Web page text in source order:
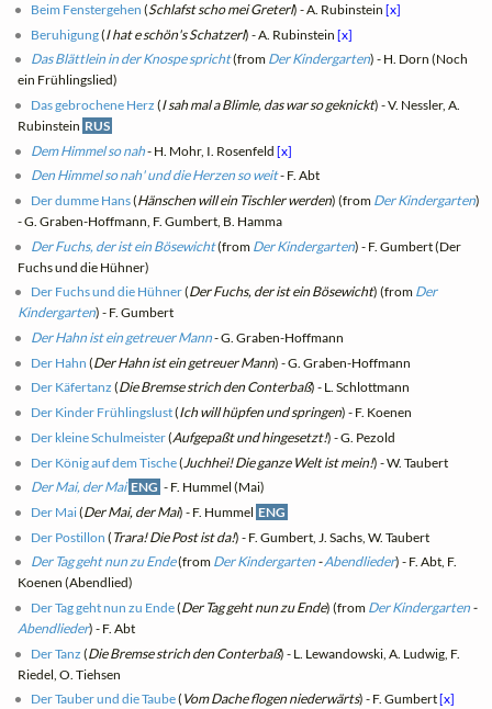
Beim Fenstergehen (Schlafst scho mei Greterl) - A. Rubinstein[x]
Beruhigung(I hat e schön's Schatzerl) - A. Rubinstein[x]
Das Blättlein in der Knospe spricht(from Der Kindergarten) - H. Dorn (Noch
ein Frühlingslied)
Das gebrochene Herz (I sah mal a Blimle, das war so geknickt) - V. Nessler, A.
Rubinstein RUS
Dem Himmel so nah- H. Mohr, I. Rosenfeld[x]
Den Himmel so nah' und die Herzen so weit- F. Abt
Der dumme Hans(Hänschen will ein Tischler werden) (from Der Kindergarten)
- G. Graben-Hoffmann, F. Gumbert, B. Hamma
Der Fuchs, der ist ein Bösewicht(from Der Kindergarten) - F. Gumbert (Der
Fuchs und die Hühner)
Der Fuchs und die Hühner(Der Fuchs, der ist ein Bösewicht) (from Der
Kindergarten) - F. Gumbert
Der Hahn ist ein getreuer Mann- G. Graben-Hoffmann
Der Hahn (Der Hahn ist ein getreuer Mann) - G. Graben-Hoffmann
Der Käfertanz (Die Bremse strich den Conterbaß) - L. Schlottmann
Der Kinder Frühlingslust(Ich will hüpfen und springen) - F. Koenen
Der kleine Schulmeister(Aufgepaßt und hingesetzt!) - G. Pezold
Der König auf dem Tische( Juchhei! Die ganze Welt ist mein!) - W. Taubert
Der Mai, der Mai ENG - F. Hummel (Mai)
Der Mai(Der Mai, der Mai) - F. Hummel ENG
Der Postillon ( Trara! Die Post ist da!) - F. Gumbert, J. Sachs, W. Taubert
Der Tag geht nun zu Ende(from Der Kindergarten -Abendlieder) - F. Abt, F.
Koenen (Abendlied)
Der Tag geht nun zu Ende(Der Tag geht nun zu Ende) (from Der Kindergarten -
Abendlieder) - F. Abt
Der Tanz (Die Bremse strich den Conterbaß) - L. Lewandowski, A. Ludwig, F.
Riedel, O. Tiehsen
Der Tauber und die Taube( Vom Dache flogen niederwärts) - F. Gumbert[x]